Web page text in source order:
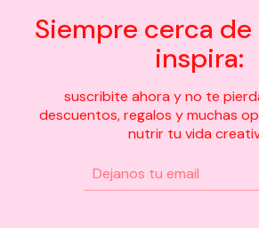
Siempre cerca
inspira:
suscribite ahora y no te
descuentos, regalos y muchas
nutrir tu vida